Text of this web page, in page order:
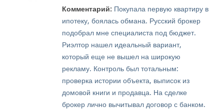
Комментарий: Покупала первую квартиру в
ипотеку, боялась обмана. Русский брокер
подобрал мне специалиста под бюджет.
Риэлтор нашел идеальный вариант,
который еще не вышел на широкую
рекламу. Контроль был тотальным:
проверка истории объекта, выписок из
домовой книги и продавца. На сделке
брокер лично вычитывал договор с банком.